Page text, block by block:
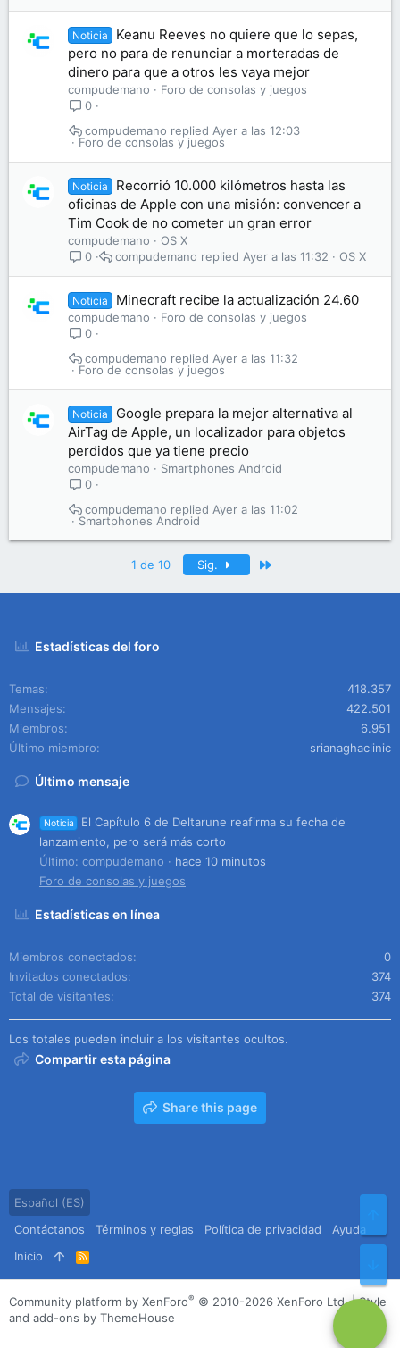
Noticia
Keanu Reeves no quiere que lo sepas,
pero no para de renunciar a morteradas de
dinero para que a otros les vaya mejor
compudemano
Foro de consolas y juegos
0
Foro de consolas y juegos
Ayer a las 12:03
compudemano
Noticia
Recorrió 10.000 kilómetros hasta las
oficinas de Apple con una misión: convencer a
Tim Cook de no cometer un gran error
compudemano
OS X
0
OS X
Ayer a las 11:32
compudemano
Noticia Minecraft recibe la actualización 24.60
compudemano
Foro de consolas y juegos
0
Foro de consolas y juegos
Ayer a las 11:32
compudemano
Noticia
Google prepara la mejor alternativa al
AirTag de Apple, un localizador para objetos
perdidos que ya tiene precio
compudemano
Smartphones Android
0
Smartphones Android
Ayer a las 11:02
compudemano
1 de 10 Sig.
Estadísticas del foro
Temas
418.357
Mensajes
422.501
Miembros
6.951
Último miembro
srianaghaclinic
Último mensaje
Noticia
El Capítulo 6 de Deltarune reafirma su fecha de
lanzamiento, pero será más corto
Último: compudemano
hace 10 minutos
Foro de consolas y juegos
Estadísticas en línea
Miembros conectados
0
Invitados conectados
374
Total de visitantes
374
Los totales pueden incluir a los visitantes ocultos.
Compartir esta página
Share this page
Español (ES)
Contáctanos
Términos y reglas Política de privacidad
Ayuda
Inicio
R
S
S
Community platform by XenForo® © 2010-2026 XenForo Ltd. |Style
and add-ons by ThemeHouse